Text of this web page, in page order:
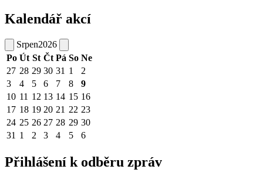
Kalendář akcí
Srpen2026
Po Út St Čt Pá So Ne
27 28 29 30 31 1
2
3
4 5 6 7 8
9
10 11 12 13 14 15 16
17 18 19 20 21 22 23
24 25 26 27 28 29 30
31 1 2 3 4 5 6
Přihlášení k odběru zpráv